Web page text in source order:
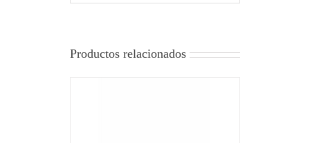
Productos relacionados